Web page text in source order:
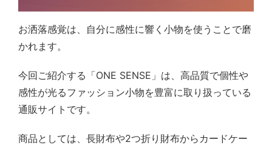
お洒落感覚は、自分に感性に響く小物を使うことで磨
かれます。
今回ご紹介する「ONE SENSE」は、高品質で個性や
感性が光るファッション小物を豊富に取り扱っている
通販サイトです。
商品としては、長財布や2つ折り財布からカードケー